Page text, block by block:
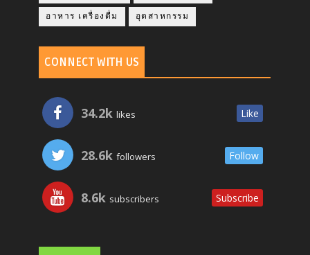
อาหาร เครื่องดื่ม อุตสาหกรรม
CONNECT WITH US
34.2k likes Like
28.6k followers Follow
8.6k subscribers Subscribe